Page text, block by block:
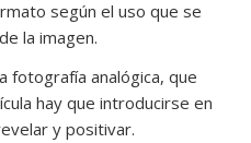
según el uso que se
la imagen.
fotografía analógica, que
hay que introducirse en
y positivar.